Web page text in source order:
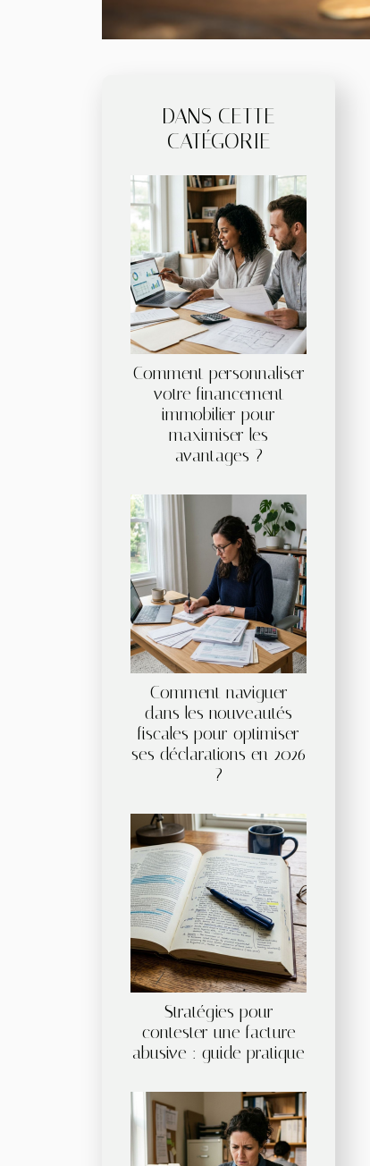
DANS CETTE
CATÉGORIE
Comment personnaliser
votre financement
immobilier pour
maximiser les
avantages ?
Comment naviguer
dans les nouveautés
fiscales pour optimiser
ses déclarations en 2026
?
Stratégies pour
contester une facture
abusive : guide pratique